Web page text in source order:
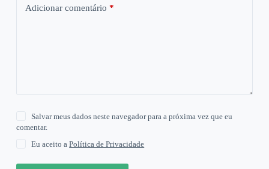
Adicionar comentário *
Salvar meus dados neste navegador para a próxima vez que eu
comentar.
Eu aceito aPolítica de Privacidade